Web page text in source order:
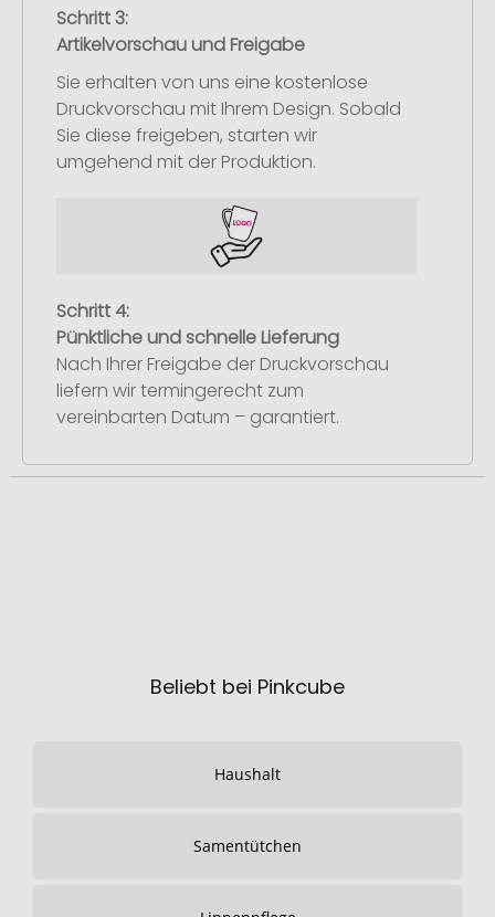
Schritt 3:
Artikelvorschau und Freigabe
Sie erhalten von uns eine kostenlose
Druckvorschau mit Ihrem Design. Sobald
Sie diese freigeben, starten wir
umgehend mit der Produktion.
Schritt 4:
Pünktliche und schnelle Lieferung
Nach Ihrer Freigabe der Druckvorschau
liefern wir termingerecht zum
vereinbarten Datum – garantiert.
Beliebt bei Pinkcube
Haushalt
Samentütchen